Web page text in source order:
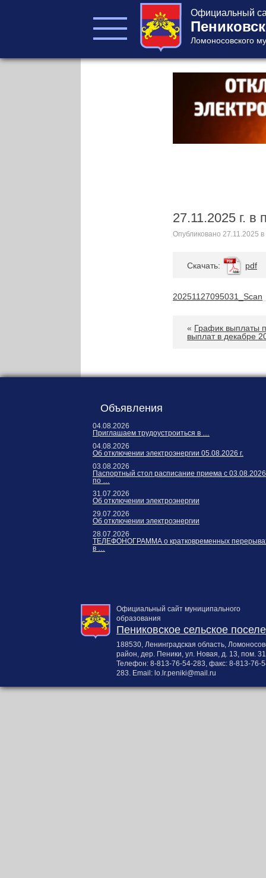
Официальный
Ломоносовского
Россия, Ленинградская
Ломоносовский район,
Пеники, ул. Новая, д. 13,
27.11.2025 г. в
Опубликовано 27.11.2025
Cкачать: pdf
20251127095031_Scan
« График выплаты
выплат в декабре
Объявления
04.08.2026
Приглашаем трудоустроиться в …
04.08.2026
Об отключении электроэнергии 05.08.2026 г.
03.08.2026
Паспортный стол расписание приема с 03.08.2026
по …
31.07.2026
Об отключении электроэнергии
29.07.2026
Об отключении электроэнергии
28.07.2026
ТЕЛЕФОНОГРАММА о кратковременных
в …
Официальный сайт муниципального
образования
Пениковское сельское
188530, Ленинградская область,
район, дер. Пеники, ул. Новая, д. 13, пом. 31
Телефон: 8-813-76-54-283 , факс: 8-813-76-
283 . Email: lo.lr.peniki@mail.ru